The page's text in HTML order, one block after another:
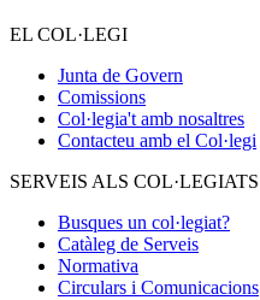
EL COL·LEGI
Junta de Govern
Comissions
Col·legia't amb nosaltres
Contacteu amb el Col·legi
SERVEIS ALS COL·LEGIATS
Busques un col·legiat?
Catàleg de Serveis
Normativa
Circulars i Comunicacions